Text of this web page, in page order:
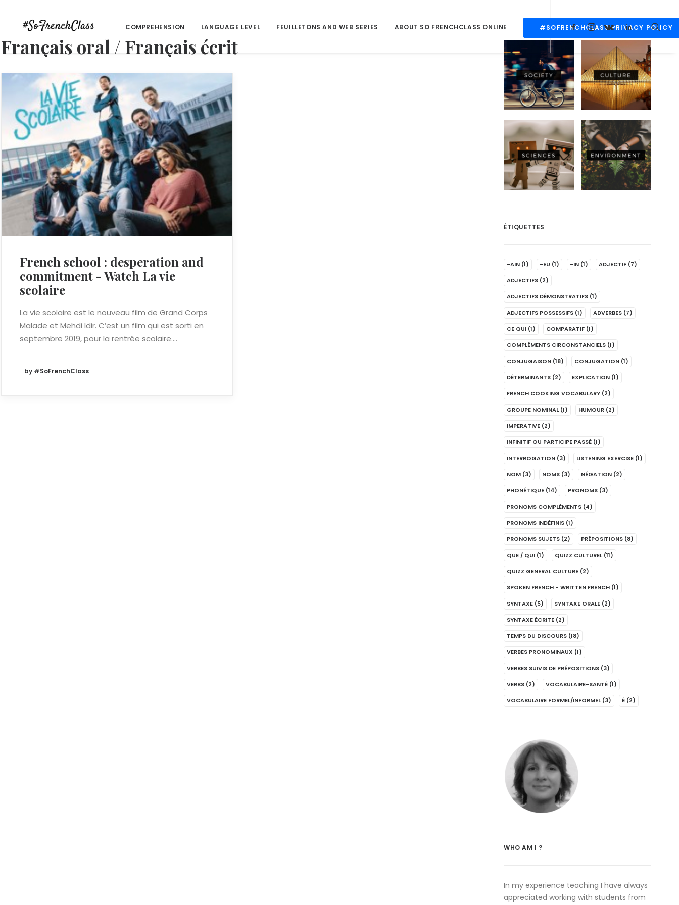
COMPREHENSION LANGUAGE LEVEL FEUILLETONS AND WEB SERIES ABOUT SO FRENCHCLASS ONLINE #SOFRENCHCLASS PRIVACY POLICY
Français oral / Français écrit
French school : desperation and
commitment - Watch La vie
scolaire
La vie scolaire est le nouveau film de Grand Corps
Malade et Mehdi Idir. C’est un film qui est sorti en
septembre 2019, pour la rentrée scolaire.…
by #SoFrenchClass
ÉTIQUETTES
-AIN (1) -EU (1) -IN (1) ADJECTIF (7)
ADJECTIFS (2)
ADJECTIFS DÉMONSTRATIFS (1)
ADJECTIFS POSSESSIFS (1) ADVERBES (7)
CE QUI (1) COMPARATIF (1)
COMPLÉMENTS CIRCONSTANCIELS (1)
CONJUGAISON (18) CONJUGATION (1)
DÉTERMINANTS (2) EXPLICATION (1)
FRENCH COOKING VOCABULARY (2)
GROUPE NOMINAL (1) HUMOUR (2)
IMPERATIVE (2)
INFINITIF OU PARTICIPE PASSÉ (1)
INTERROGATION (3) LISTENING EXERCISE (1)
NOM (3) NOMS (3) NÉGATION (2)
PHONÉTIQUE (14) PRONOMS (3)
PRONOMS COMPLÉMENTS (4)
PRONOMS INDÉFINIS (1)
PRONOMS SUJETS (2) PRÉPOSITIONS (8)
QUE / QUI (1) QUIZZ CULTUREL (11)
QUIZZ GENERAL CULTURE (2)
SPOKEN FRENCH - WRITTEN FRENCH (1)
SYNTAXE (5) SYNTAXE ORALE (2)
SYNTAXE ÉCRITE (2)
TEMPS DU DISCOURS (18)
VERBES PRONOMINAUX (1)
VERBES SUIVIS DE PRÉPOSITIONS (3)
VERBS (2) VOCABULAIRE-SANTÉ (1)
VOCABULAIRE FORMEL/INFORMEL (3) É (2)
WHO AM I ?
In my experience teaching I have always
appreciated working with students from